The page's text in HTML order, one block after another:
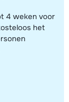
4 weken voor
het